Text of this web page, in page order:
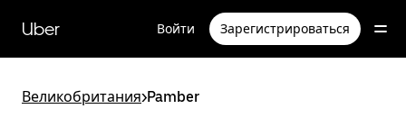
перейти
к
содержимому
Uber Войти Зарегистрироваться
Великобритания>Pamber